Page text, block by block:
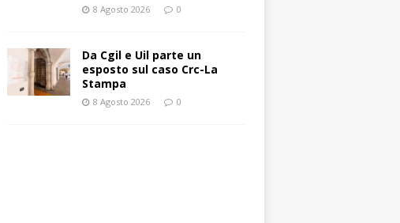
8 Agosto 2026 0
Da Cgil e Uil parte un
esposto sul caso Crc-La
Stampa
8 Agosto 2026 0